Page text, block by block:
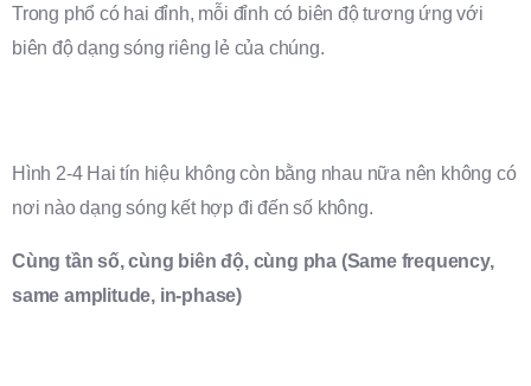
Trong phổ có hai đỉnh, mỗi đỉnh có biên độ tương ứng với
biên độ dạng sóng riêng lẻ của chúng.
Hình 2-4 Hai tín hiệu không còn bằng nhau nữa nên không có
nơi nào dạng sóng kết hợp đi đến số không.
Cùng tần số, cùng biên độ, cùng pha (Same frequency,
same amplitude, in-phase)